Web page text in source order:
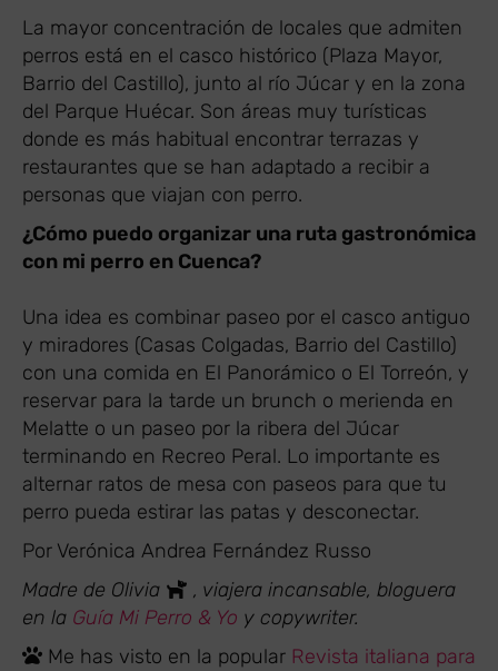
La mayor concentración de locales que admiten
perros está en el casco histórico (Plaza Mayor,
Barrio del Castillo), junto al río Júcar y en la zona
del Parque Huécar. Son áreas muy turísticas
donde es más habitual encontrar terrazas y
restaurantes que se han adaptado a recibir a
personas que viajan con perro.
¿Cómo puedo organizar una ruta gastronómica
con mi perro en Cuenca?
Una idea es combinar paseo por el casco antiguo
y miradores (Casas Colgadas, Barrio del Castillo)
con una comida en El Panorámico o El Torreón, y
reservar para la tarde un brunch o merienda en
Melatte o un paseo por la ribera del Júcar
terminando en Recreo Peral. Lo importante es
alternar ratos de mesa con paseos para que tu
perro pueda estirar las patas y desconectar.
Por Verónica Andrea Fernández Russo
Madre de Olivia
, viajera incansable, bloguera
en la Guía Mi Perro & Yo y copywriter.
Me has visto en la popular Revista italiana para